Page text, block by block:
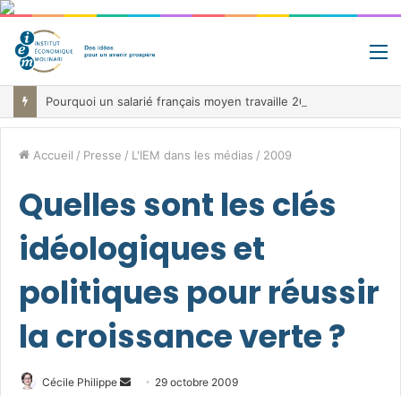
Accueil / Presse / L'IEM dans les médias / 2009
Quelles sont les clés
idéologiques et
politiques pour réussir
la croissance verte ?
Cécile Philippe
Envoyer29 octobre 2009